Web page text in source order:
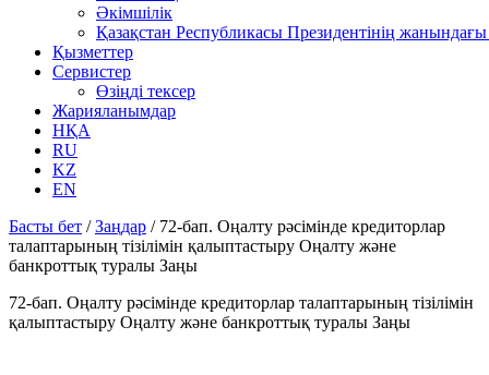
Әкімшілік
Қазақстан Республикасы Президентінің
Қызметтер
Сервистер
Өзіңді тексер
Жарияланымдар
НҚА
RU
KZ
EN
Басты бет /Заңдар / 72-бап. Оңалту рәсімінде кредиторлар
талаптарының тізілімін қалыптастыру Оңалту және
банкроттық туралы Заңы
72-бап. Оңалту рәсімінде кредиторлар талаптарының тізілімін
қалыптастыру Оңалту және банкроттық туралы Заңы